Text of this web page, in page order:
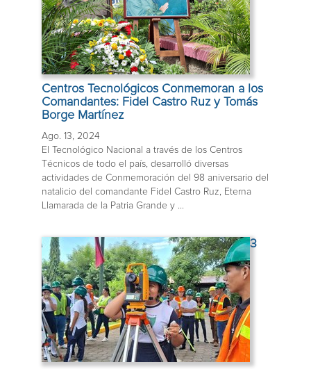
Centros Tecnológicos Conmemoran a los
Comandantes: Fidel Castro Ruz y Tomás
Borge Martínez
Ago. 13, 2024
El Tecnológico Nacional a través de los Centros
Técnicos de todo el país, desarrolló diversas
actividades de Conmemoración del 98 aniversario del
natalicio del comandante Fidel Castro Ruz, Eterna
Llamarada de la Patria Grande y ...
3